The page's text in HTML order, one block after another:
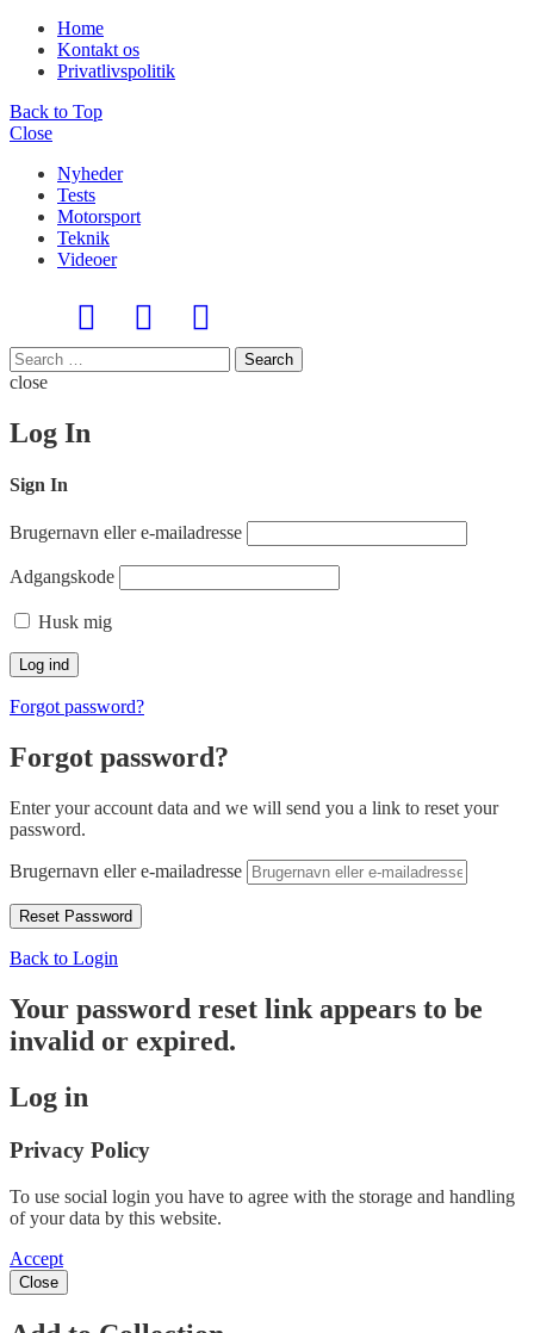
Home
Kontakt os
Privatlivspolitik
Back to Top
Close
Nyheder
Tests
Motorsport
Teknik
Videoer
Search
for:
Search
close
Log In
Sign In
Brugernavn eller e-mailadresse
Adgangskode
Husk mig
Forgot password?
Forgot password?
Enter your account data and we will send you a link to reset your
password.
Brugernavn eller e-mailadresse
Back to Login
Your password reset link appears to be
invalid or expired.
Log in
Privacy Policy
To use social login you have to agree with the storage and handling
of your data by this website.
Accept
Close